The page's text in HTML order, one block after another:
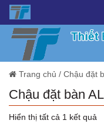
Trang chủ / Chậu đặt
Chậu đặt bàn
Hiển thị tất cả 1 kết quả